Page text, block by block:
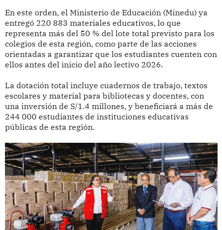
En este orden, el Ministerio de Educación (Minedu) ya
entregó 220 883 materiales educativos, lo que
representa más del 50 % del lote total previsto para los
colegios de esta región, como parte de las acciones
orientadas a garantizar que los estudiantes cuenten con
ellos antes del inicio del año lectivo 2026.
La dotación total incluye cuadernos de trabajo, textos
escolares y material para bibliotecas y docentes, con
una inversión de S/1.4 millones, y beneficiará a más de
244 000 estudiantes de instituciones educativas
públicas de esta región.